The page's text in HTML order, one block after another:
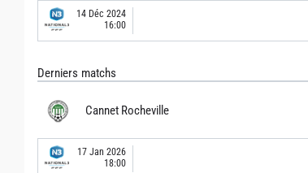
14 Déc 2024
16:00
Derniers matchs
Cannet Rocheville
17 Jan 2026
18:00